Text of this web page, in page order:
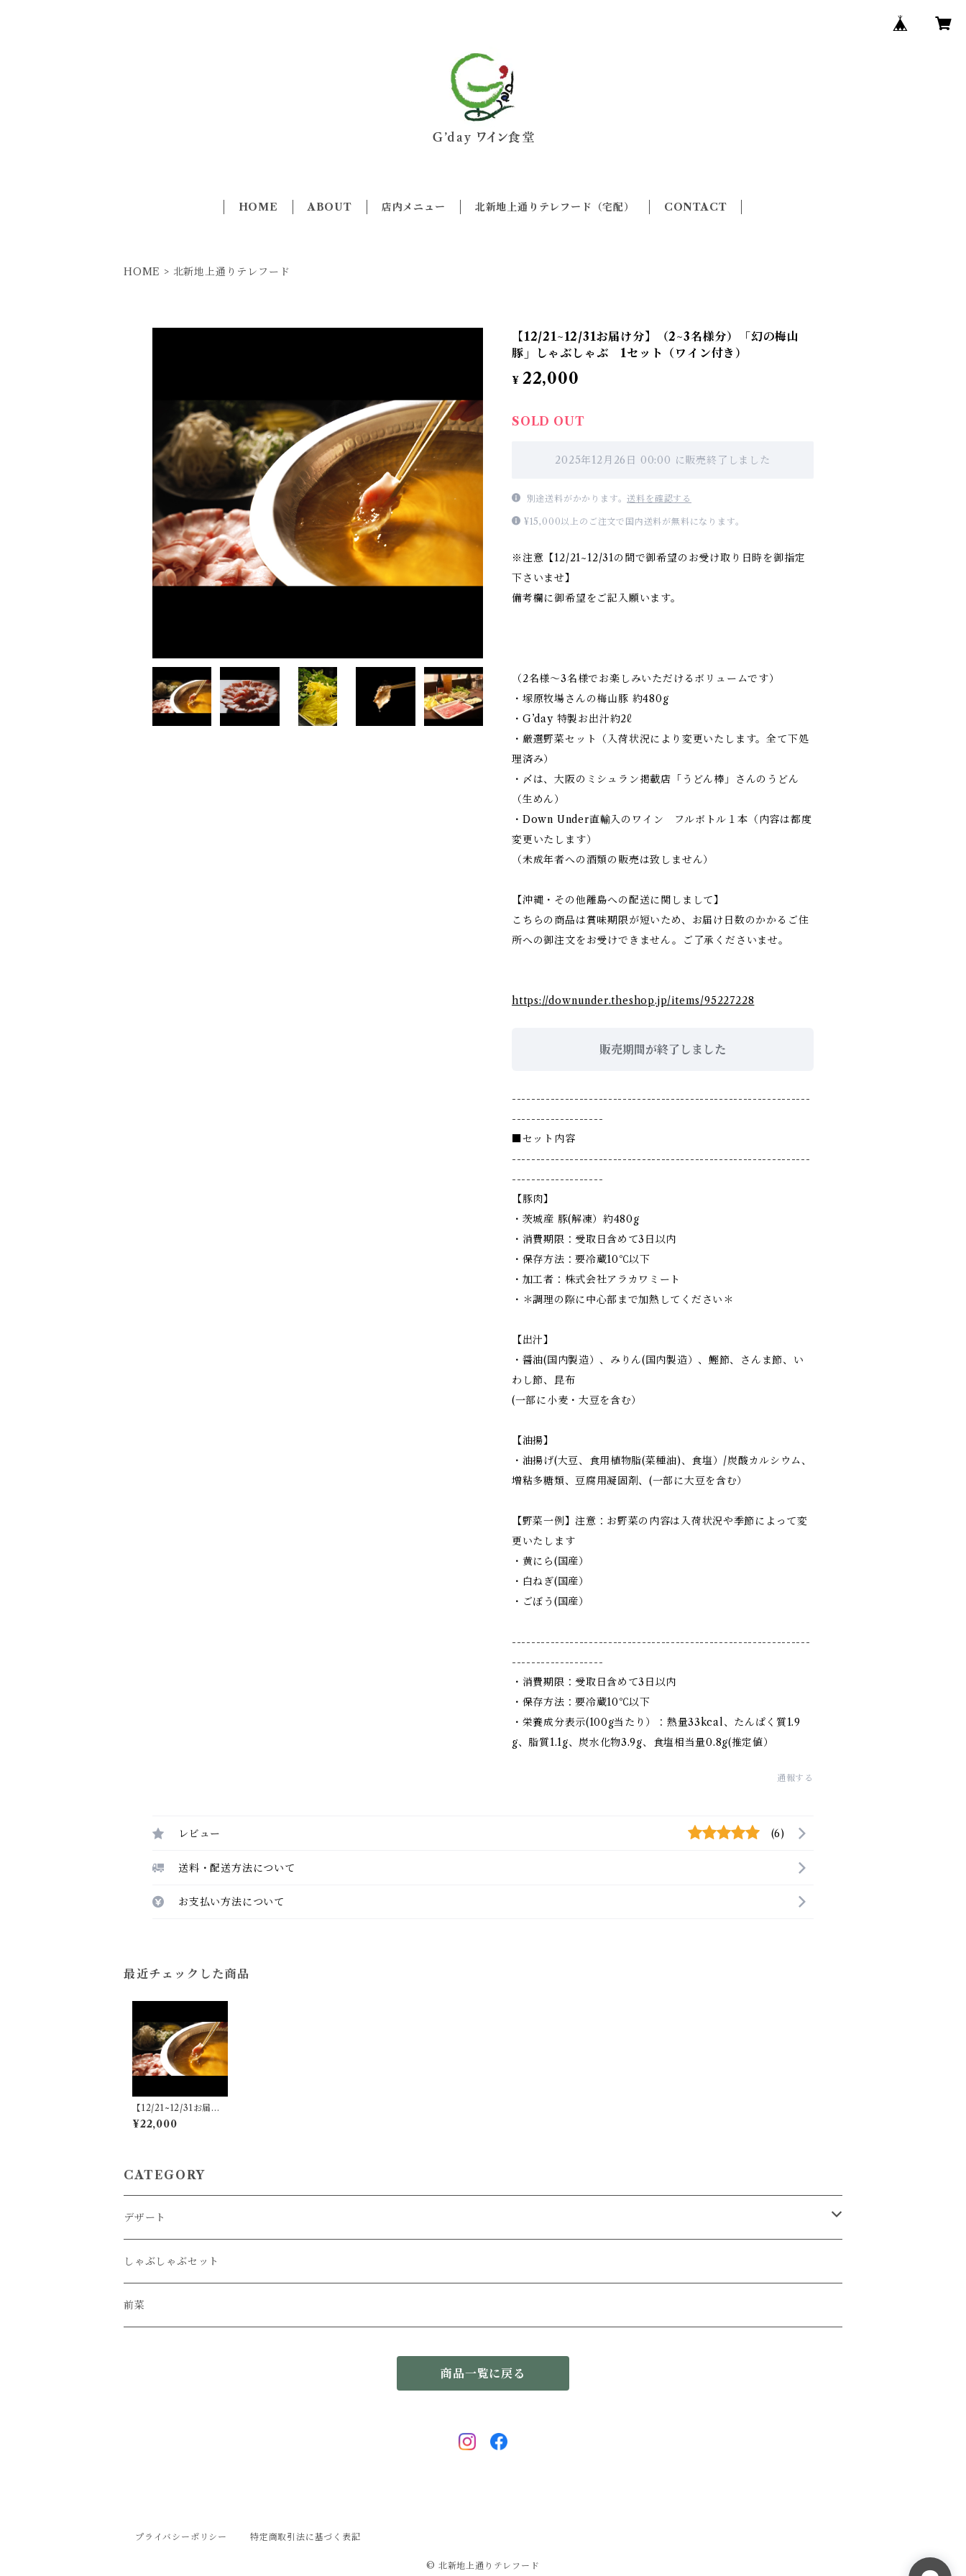
HOME ABOUT 店内メニュー 北新地上通りテレフード（宅配） CONTACT
HOME > 北新地上通りテレフード
【12/21~12/31お届け分】（2~3名様分）「幻の梅山
豚」しゃぶしゃぶ 1セット（ワイン付き）
¥ 22,000
SOLD OUT
2025年12月26日 00:00 に販売終了しました
別途送料がかかります。送料を確認する
¥15,000以上のご注文で国内送料が無料になります。
※注意【12/21~12/31の間で御希望のお受け取り日時を御指定
下さいませ】
備考欄に御希望をご記入願います。
（2名様～3名様でお楽しみいただけるボリュームです）
・塚原牧場さんの梅山豚 約480g
・G’day 特製お出汁約2ℓ
・厳選野菜セット（入荷状況により変更いたします。全て下処
理済み）
・〆は、大阪のミシュラン掲載店「うどん棒」さんのうどん
（生めん）
・Down Under直輸入のワイン フルボトル１本（内容は都度
変更いたします）
（未成年者への酒類の販売は致しません）
【沖縄・その他離島への配送に関しまして】
こちらの商品は賞味期限が短いため、お届け日数のかかるご住
所への御注文をお受けできません。ご了承くださいませ。
https://downunder.theshop.jp/items/95227228
販売期間が終了しました
--------------------------------------------------------------
-------------------
■セット内容
--------------------------------------------------------------
-------------------
【豚肉】
・茨城産 豚(解凍）約480g
・消費期限：受取日含めて3日以内
・保存方法：要冷蔵10℃以下
・加工者：株式会社アラカワミート
・＊調理の際に中心部まで加熱してください＊
【出汁】
・醤油(国内製造）、みりん(国内製造）、鰹節、さんま節、い
わし節、昆布
(一部に小麦・大豆を含む）
【油揚】
・油揚げ(大豆、食用植物脂(菜種油)、食塩）/炭酸カルシウム、
増粘多糖類、豆腐用凝固剤、(一部に大豆を含む）
【野菜一例】注意：お野菜の内容は入荷状況や季節によって変
更いたします
・黄にら(国産）
・白ねぎ(国産）
・ごぼう(国産）
--------------------------------------------------------------
-------------------
・消費期限：受取日含めて3日以内
・保存方法：要冷蔵10℃以下
・栄養成分表示(100g当たり）：熱量33kcal、たんぱく質1.9
g、脂質1.1g、炭水化物3.9g、食塩相当量0.8g(推定値）
通報する
レビュー (6)
送料・配送方法について
お支払い方法について
最近チェックした商品
【12/21~12/31お届け
分】（2~3名様分）
「幻の梅山豚」しゃぶ
¥22,000
CATEGORY
デザート
チーズケーキ
しゃぶしゃぶセット
前菜
商品一覧に戻る
プライバシーポリシー 特定商取引法に基づく表記
© 北新地上通りテレフード